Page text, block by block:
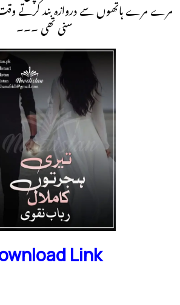
مرے مرے ہاتھوں سے دروازہ بند کرتے
سنی تھی ۔۔۔
Link